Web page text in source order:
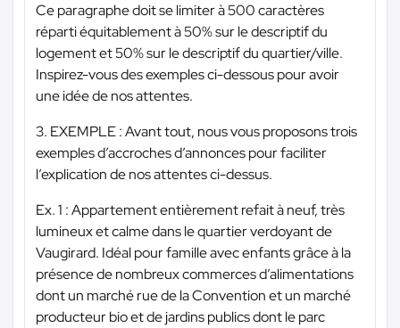
Ce paragraphe doit se limiter à 500 caractères
réparti équitablement à 50% sur le descriptif du
logement et 50% sur le descriptif du quartier/ville.
Inspirez-vous des exemples ci-dessous pour avoir
une idée de nos attentes.
3. EXEMPLE : Avant tout, nous vous proposons trois
exemples d’accroches d’annonces pour faciliter
l’explication de nos attentes ci-dessus.
Ex. 1 : Appartement entièrement refait à neuf, très
lumineux et calme dans le quartier verdoyant de
Vaugirard. Idéal pour famille avec enfants grâce à la
présence de nombreux commerces d’alimentations
dont un marché rue de la Convention et un marché
producteur bio et de jardins publics dont le parc